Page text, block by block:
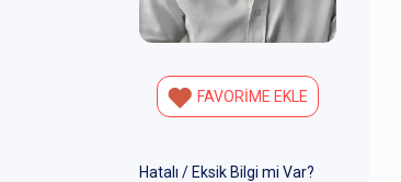
FAVORİME EKLE
Hatalı / Eksik Bilgi mi Var?